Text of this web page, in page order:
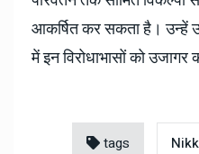
आकर्षित कर सकता है। उन्हें
में इन विरोधाभासों को उजागर
tags